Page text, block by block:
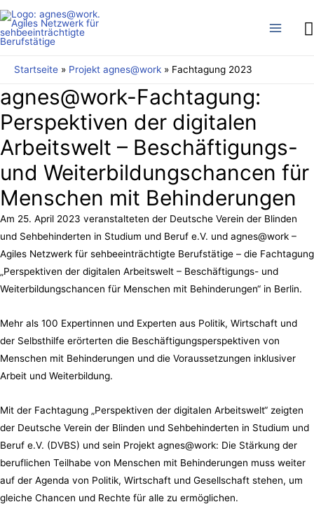
Startseite Projekt agnes@work Fachtagung 2023
agnes@work-Fachtagung:
Perspektiven der digitalen
Arbeitswelt – Beschäftigungs-
und Weiterbildungschancen für
Menschen mit Behinderungen
Am 25. April 2023 veranstalteten der Deutsche Verein der Blinden
und Sehbehinderten in Studium und Beruf e.V. und agnes@work –
Agiles Netzwerk für sehbeeinträchtigte Berufstätige – die Fachtagung
„Perspektiven der digitalen Arbeitswelt – Beschäftigungs- und
Weiterbildungschancen für Menschen mit Behinderungen“ in Berlin.
Mehr als 100 Expertinnen und Experten aus Politik, Wirtschaft und
der Selbsthilfe erörterten die Beschäftigungsperspektiven von
Menschen mit Behinderungen und die Voraussetzungen inklusiver
Arbeit und Weiterbildung.
Mit der Fachtagung „Perspektiven der digitalen Arbeitswelt“ zeigten
der Deutsche Verein der Blinden und Sehbehinderten in Studium und
Beruf e.V. (DVBS) und sein Projekt agnes@work: Die Stärkung der
beruflichen Teilhabe von Menschen mit Behinderungen muss weiter
auf der Agenda von Politik, Wirtschaft und Gesellschaft stehen, um
gleiche Chancen und Rechte für alle zu ermöglichen.